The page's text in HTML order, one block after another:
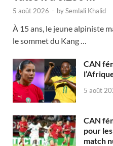
5 août 2026 - bySemlali Khalid
À 15 ans, le jeune alpiniste
le sommet du Kang …
CAN
5 août
CAN
pour
match